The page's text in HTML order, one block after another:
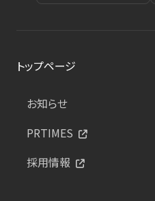
トップページ
お知らせ
PRTIMES
採用情報